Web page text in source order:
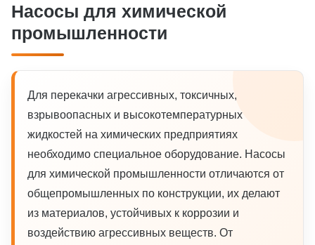
Насосы для химической
промышленности
Для перекачки агрессивных, токсичных,
взрывоопасных и высокотемпературных
жидкостей на химических предприятиях
необходимо специальное оборудование. Насосы
для химической промышленности отличаются от
общепромышленных по конструкции, их делают
из материалов, устойчивых к коррозии и
воздействию агрессивных веществ. От